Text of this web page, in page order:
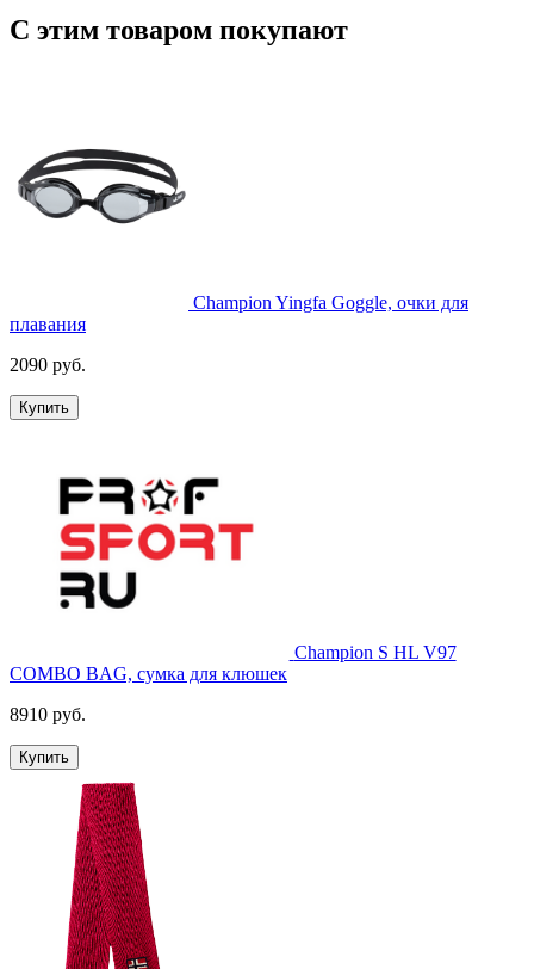
С этим товаром покупают
Champion Yingfa Goggle, очки для
плавания
2090 руб.
Купить
Champion S HL V97
COMBO BAG, сумка для клюшек
8910 руб.
Купить